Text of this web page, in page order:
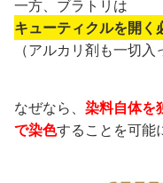
一方、ブラトリは
キューティクルを開く
（アルカリ剤も一切入
なぜなら、 染料自体を
で染色することを可能